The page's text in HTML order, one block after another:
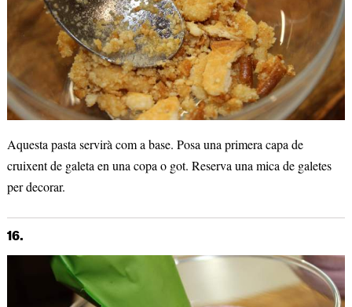
Aquesta pasta servirà com a base. Posa una primera capa de
cruixent de galeta en una copa o got. Reserva una mica de galetes
per decorar.
16.